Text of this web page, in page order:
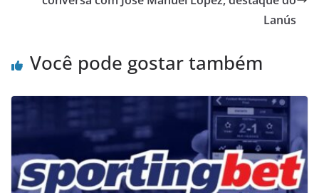
Lanús
Você pode gostar também